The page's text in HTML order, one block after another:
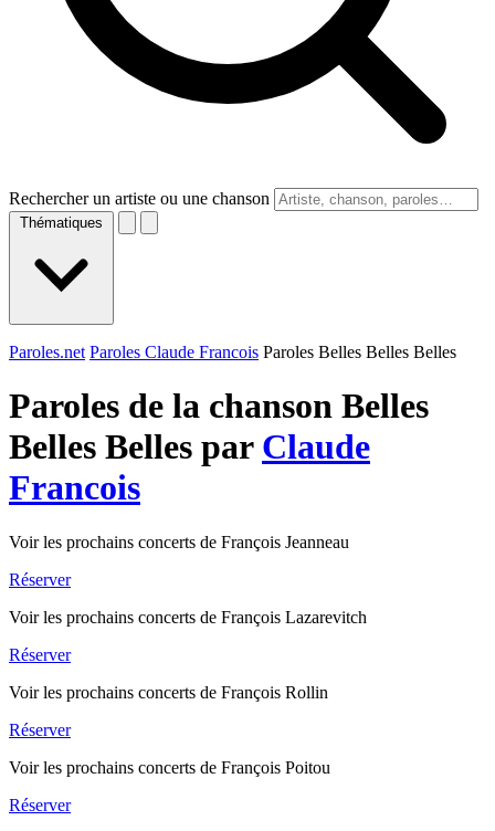
Rechercher un artiste ou une chanson
Thématiques
Paroles.net Paroles Claude Francois Paroles Belles Belles Belles
Paroles de la chanson Belles
Belles Belles par Claude
Francois
Voir les prochains concerts de François Jeanneau
Réserver
Voir les prochains concerts de François Lazarevitch
Réserver
Voir les prochains concerts de François Rollin
Réserver
Voir les prochains concerts de François Poitou
Réserver